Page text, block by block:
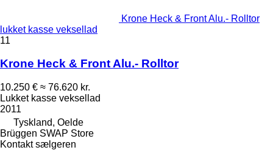
Krone Heck & Front Alu.- Rolltor
lukket kasse veksellad
11
Krone Heck & Front Alu.- Rolltor
10.250 € ≈ 76.620 kr.
Lukket kasse veksellad
2011
Tyskland, Oelde
Brüggen SWAP Store
Kontakt sælgeren